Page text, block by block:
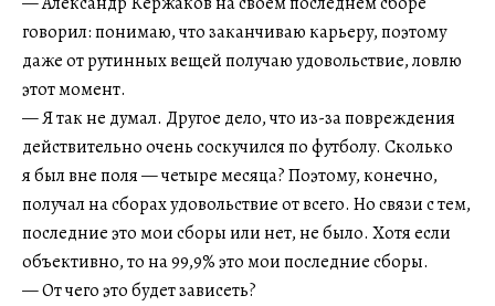
говорил: понимаю, что заканчиваю карьеру, поэтому
даже от рутинных вещей получаю удовольствие, ловлю
этот момент.
— Я так не думал. Другое дело, что из-за повреждения
действительно очень соскучился по футболу. Сколько
я был вне поля — четыре месяца? Поэтому, конечно,
получал на сборах удовольствие от всего. Но связи с тем,
последние это мои сборы или нет, не было. Хотя если
объективно, то на 99,9% это мои последние сборы.
— От чего это будет зависеть?